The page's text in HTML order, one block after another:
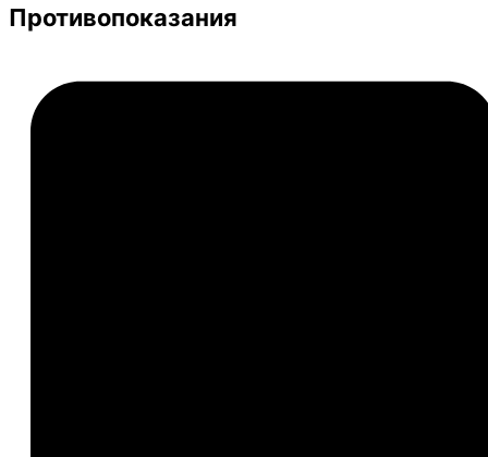
Противопоказания